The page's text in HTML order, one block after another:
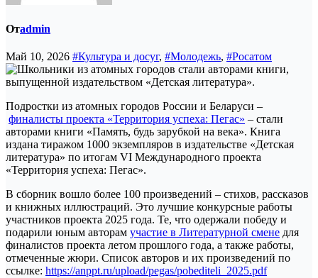
Отadmin
Май 10, 2026 #Культура и досуг, #Молодежь, #Росатом
Подростки из атомных городов России и Беларуси –
финалисты проекта «Территория успеха: Пегас» – стали
авторами книги «Память, будь зарубкой на века». Книга
издана тиражом 1000 экземпляров в издательстве «Детская
литература» по итогам VI Международного проекта
«Территория успеха: Пегас».
В сборник вошло более 100 произведений – стихов, рассказов
и книжных иллюстраций. Это лучшие конкурсные работы
участников проекта 2025 года. Те, что одержали победу и
подарили юным авторам участие в Литературной смене для
финалистов проекта летом прошлого года, а также работы,
отмеченные жюри. Список авторов и их произведений по
ссылке: https://anppt.ru/upload/pegas/pobediteli_2025.pdf